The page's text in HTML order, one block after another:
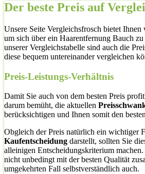
Der beste Preis auf
Unsere Seite Vergleichsfrosch bietet Ihnen
um sich über ein Haarentfernung Bauch
unserer Vergleichstabelle sind auch die
diese bequem untereinander vergleichen
Preis-Leistungs-Verhältnis
Damit Sie auch von dem besten Preis
darum bemüht, die aktuellen
berücksichtigen und Ihnen somit den
Obgleich der Preis natürlich ein wichtiger
Kaufentscheidung darstellt, sollten Sie
alleinigen Entscheidungskriterium
nicht unbedingt mit der besten Qualität
umgekehrten Fall selbstverständlich auch.